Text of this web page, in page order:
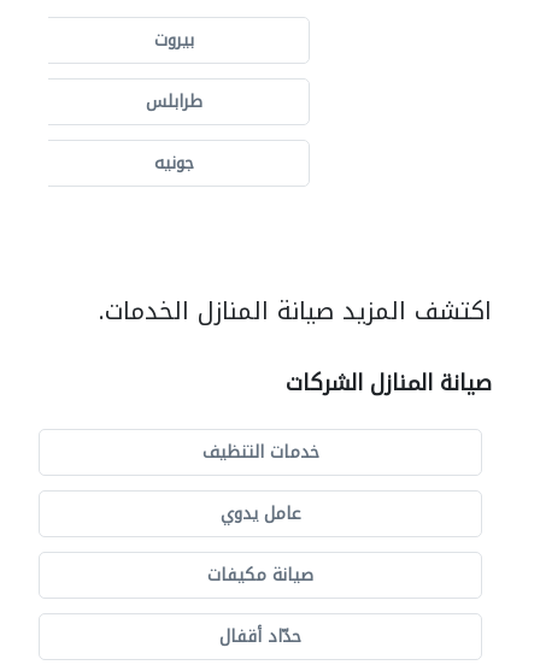
بيروت
طرابلس
جونيه
اكتشف المزيد صيانة المنازل الخدمات.
صيانة المنازل الشركات
خدمات التنظيف
عامل يدوي
صيانة مكيفات
حدّاد أقفال